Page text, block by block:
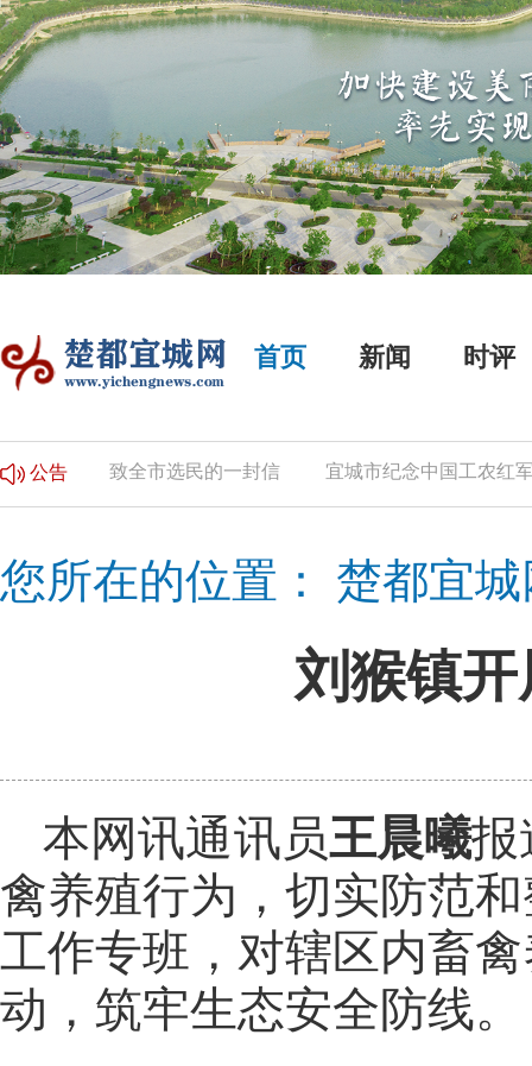
首页 新闻 时评
公告
告 致全市选民的一封信 宜城市纪念中国工农红军
您所在的位置： 楚都宜城
刘猴镇
本网讯通讯员王晨曦报
禽养殖行为，切实防范
工作专班，对辖区内畜
动，筑牢生态安全防线。